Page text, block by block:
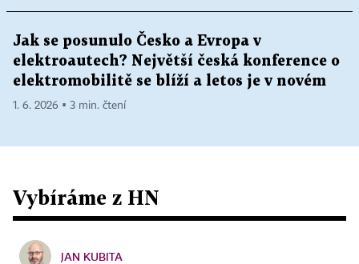
Jak se posunulo Česko a Evropa v
elektroautech? Největší česká konference o
elektromobilitě se blíží a letos je v novém
1. 6. 2026 ▪ 3 min. čtení
Vybíráme z HN
JAN KUBITA